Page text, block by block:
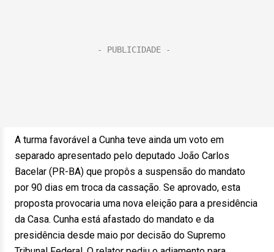
A turma favorável a Cunha teve ainda um voto em
separado apresentado pelo deputado João Carlos
Bacelar (PR-BA) que propôs a suspensão do mandato
por 90 dias em troca da cassação. Se aprovado, esta
proposta provocaria uma nova eleição para a presidência
da Casa. Cunha está afastado do mandato e da
presidência desde maio por decisão do Supremo